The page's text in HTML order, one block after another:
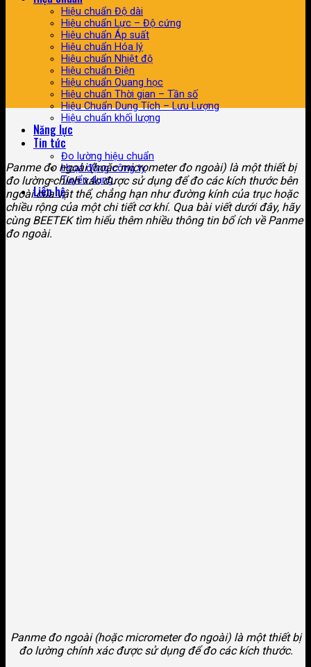
Hiệu chuẩn Độ dài
Hiệu chuẩn Lực – Độ cứng
Hiệu chuẩn Áp suất
Hiệu chuẩn Hóa lý
Hiệu chuẩn Nhiệt độ
Hiệu chuẩn Điện
Hiệu chuẩn Quang học
Hiệu chuẩn Thời gian – Tần số
Hiệu Chuẩn Dung Tích – Lưu Lượng
Hiệu chuẩn khối lượng
Năng lực
Tin tức
Đo lường hiệu chuẩn
Hoạt động công ty
Tuyển dụng
Liên hệ
Panme đo ngoài (hoặc micrometer đo ngoài) là một thiết bị
đo lường chính xác được sử dụng để đo các kích thước bên
ngoài của vật thể, chẳng hạn như đường kính của trục hoặc
chiều rộng của một chi tiết cơ khí. Qua bài viết dưới đây, hãy
cùng BEETEK tìm hiểu thêm nhiều thông tin bổ ích về Panme
đo ngoài.
Panme đo ngoài (hoặc micrometer đo ngoài) là một thiết bị
đo lường chính xác được sử dụng để đo các kích thước.